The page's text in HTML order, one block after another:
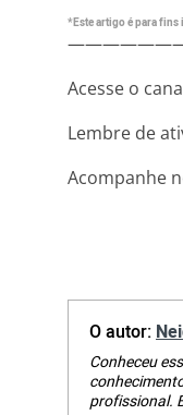
*Este artigo é para
Acesse o
Lembre de
Acompanhe
O autor:
Conheceu
profissional.